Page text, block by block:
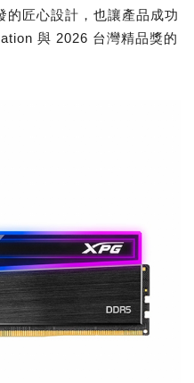
的匠心設計，也讓產品成功
與 2026 台灣精品獎的